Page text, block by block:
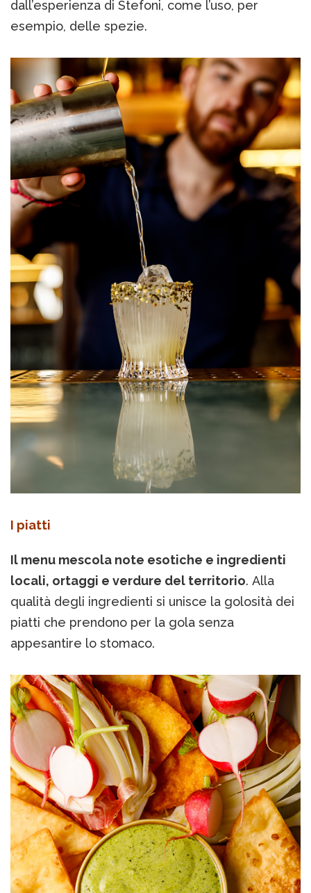
dall’esperienza di Stefoni, come l’uso, per
esempio, delle spezie.
I piatti
Il menu mescola note esotiche e ingredienti
locali, ortaggi e verdure del territorio. Alla
qualità degli ingredienti si unisce la golosità dei
piatti che prendono per la gola senza
appesantire lo stomaco.